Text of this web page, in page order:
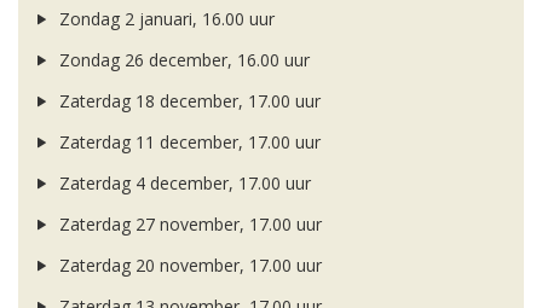
Zondag 2 januari, 16.00 uur
Zondag 26 december, 16.00 uur
Zaterdag 18 december, 17.00 uur
Zaterdag 11 december, 17.00 uur
Zaterdag 4 december, 17.00 uur
Zaterdag 27 november, 17.00 uur
Zaterdag 20 november, 17.00 uur